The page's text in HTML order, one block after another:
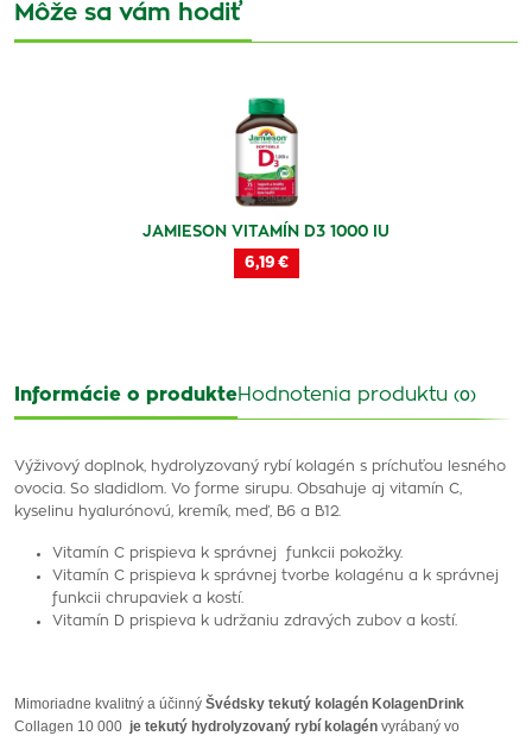
Môže sa vám hodiť
JAMIESON VITAMÍN D3 1000 IU
6,19 €
Informácie o produkteHodnotenia produktu (0)
Výživový doplnok, hydrolyzovaný rybí kolagén s príchuťou lesného
ovocia. So sladidlom. Vo forme sirupu. Obsahuje aj vitamín C,
kyselinu hyalurónovú, kremík, meď, B6 a B12.
Vitamín C prispieva k správnej funkcii pokožky.
Vitamín C prispieva k správnej tvorbe kolagénu a k správnej
funkcii chrupaviek a kostí.
Vitamín D prispieva k udržaniu zdravých zubov a kostí.
Mimoriadne kvalitný a účinný Švédsky tekutý kolagén KolagenDrink
Collagen 10 000 je tekutý hydrolyzovaný rybí kolagén vyrábaný vo